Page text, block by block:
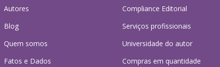
Autores
Blog
Quem somos
Fatos e Dados
Compliance Editorial
Serviços profissionais
Universidade do autor
Compras em quantidade